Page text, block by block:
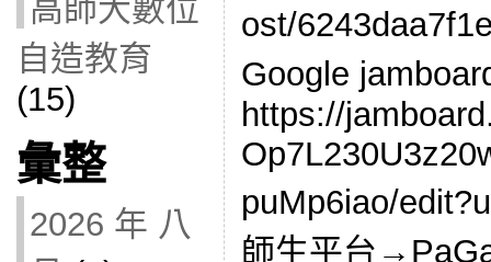
高師大數位
自造教育
(15)
彙整
2026 年 八
ost/
Google
https://
puMp6iao/
師生平台